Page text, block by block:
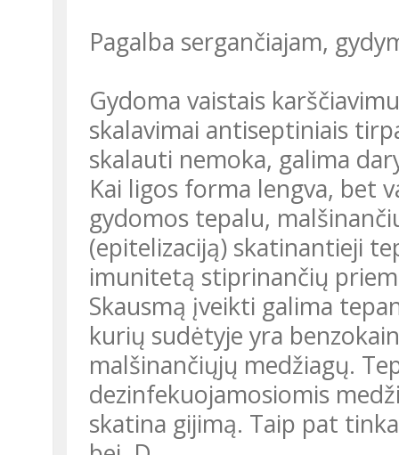
Pagalba sergančiajam,
Gydoma vaistais
skalavimai antiseptiniais
skalauti nemoka, galima
Kai ligos forma lengva, bet
gydomos tepalu,
(epitelizaciją) skatinantieji
imunitetą stiprinančių
Skausmą įveikti galima
kurių sudėtyje yra
malšinančiųjų medžiagų.
dezinfekuojamosiomis
skatina gijimą. Taip pat